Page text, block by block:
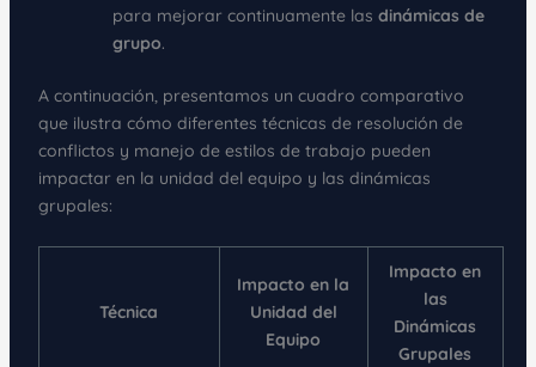
para mejorar continuamente las dinámicas de
grupo.
A continuación, presentamos un cuadro comparativo
que ilustra cómo diferentes técnicas de resolución de
conflictos y manejo de estilos de trabajo pueden
impactar en la unidad del equipo y las dinámicas
grupales:
Técnica
Impacto en la
Unidad del
Equipo
Impacto en
las
Dinámicas
Grupales